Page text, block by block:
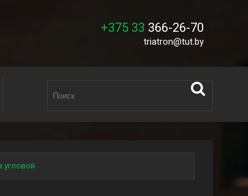
+375 33 366-26-70
triatron@tut.by
угловой